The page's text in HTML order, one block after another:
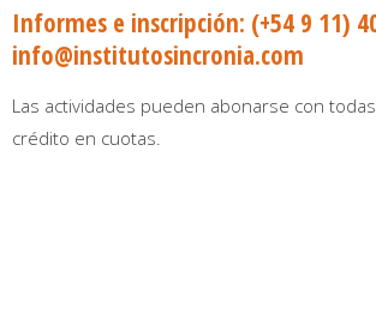
Informes e inscripción: (+54 9 11)
info@institutosincronia.com
Las actividades pueden abonarse con
crédito en cuotas.